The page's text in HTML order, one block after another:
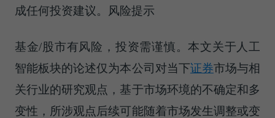
成任何投资建议。风险提示
基金/股市有风险，投资需谨慎。本文关于人工
智能板块的论述仅为本公司对当下证券市场与相
关行业的研究观点，基于市场环境的不确定和多
变性，所涉观点后续可能随着市场发生调整或变